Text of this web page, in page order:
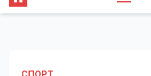
СПОРТ